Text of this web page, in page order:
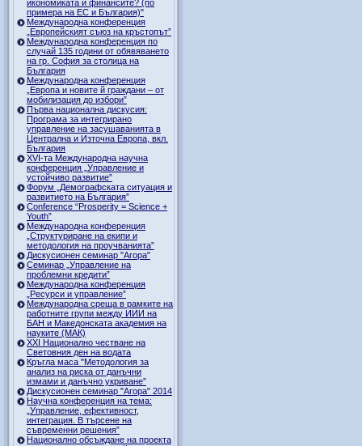
икономиката и финансите? (по
примера на ЕС и България)"
Международна конференция
„Европейският съюз на кръстопът”
Международна конференция по
случай 135 години от обявяването
на гр. София за столица на
България
Международна конференция
„Европа и новите й граждани – от
мобилизация до избори”
Първа национална дискусия:
Програма за интегрирано
управление на засушаванията в
Централна и Източна Европа, вкл.
България
ХVI-та Международна научна
конференция „Управление и
устойчиво развитие”
Форум „Демографската ситуация и
развитието на България”
Conference “Prosperity = Science +
Youth”
Международна конференция
„Структуриране на екипи и
методология на проучванията”
Дискусионен семинар "Агора"
Семинар „Управление на
проблемни кредити”
Международна конференция
„Ресурси и управление”
Международна среща в рамките на
работните групи между ИИИ на
БАН и Македонската академия на
науките (МАК)
XXI Национално честване на
Световния ден на водата
Кръгла маса "Методология за
анализ на риска от данъчни
измами и данъчно укриване”
Дискусионен семинар "Агора" 2014
Научна конференция на тема:
„Управление, ефективност,
интеграция. В търсене на
съвременни решения”
Национално обсъждане на проекта